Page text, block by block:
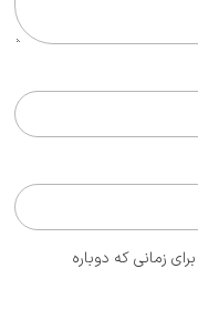
زمانی که دوباره